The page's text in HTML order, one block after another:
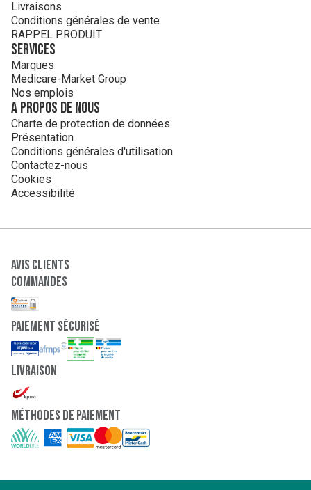
Livraisons
Conditions générales de vente
RAPPEL PRODUIT
Services
Marques
Medicare-Market Group
Nos emplois
A propos de nous
Charte de protection de données
Présentation
Conditions générales d'utilisation
Contactez-nous
Cookies
Accessibilité
Avis clients
Commandes
paiement sécurisé
Livraison
Méthodes de paiement